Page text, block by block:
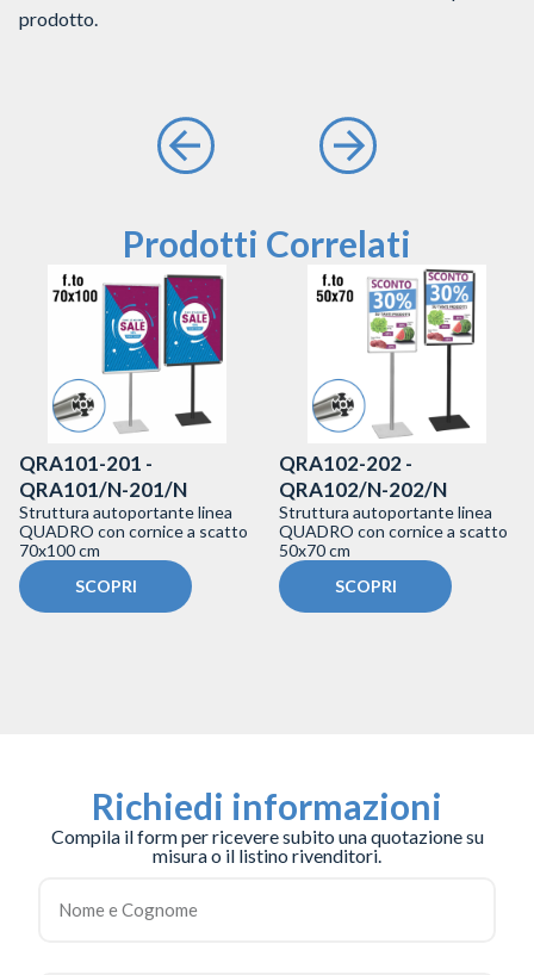
prodotto.
Prodotti Correlati
QRA101-201 -
QRA101/N-201/N
Struttura autoportante linea
QUADRO con cornice a scatto
70x100 cm
SCOPRI
QRA102-202 -
QRA102/N-202/N
Struttura autoportante linea
QUADRO con cornice a scatto
50x70 cm
SCOPRI
Richiedi informazioni
Compila il form per ricevere subito una quotazione su
misura o il listino rivenditori.